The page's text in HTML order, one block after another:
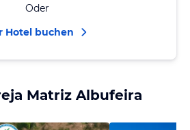
Oder
Hotel buchen
Matriz Albufeira